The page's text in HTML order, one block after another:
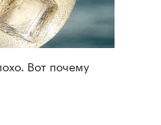
Вот почему